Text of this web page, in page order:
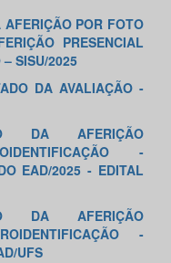
AFERIÇÃO POR FOTO
PRESENCIAL
– SISU/2025
DA AVALIAÇÃO -
DA AFERIÇÃO
-
EAD/2025 - EDITAL
DA AFERIÇÃO
-
UFS